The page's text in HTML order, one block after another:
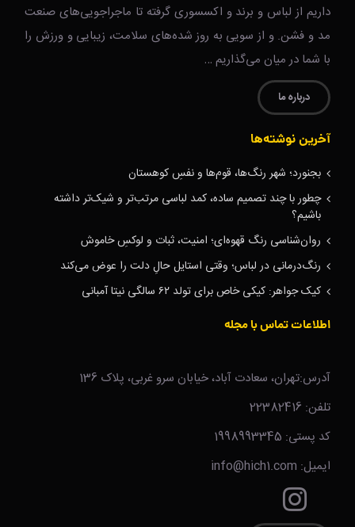
داریم از لباس و برند و اکسسوری گرفته تا ماجراجویی‌های صنعت
مد و فشن. و از سویی به روز شده‌های سلامت، زیبایی و ورزش را
با شما در میان می‌گذاریم …
درباره ما
آخرین نوشته‌ها
بجنورد؛ شهر رنگ‌ها، قوم‌ها و نفسِ کوهستان
چطور با چند تصمیم ساده، کمد لباسی مرتب‌تر و شیک‌تر داشته
باشیم؟
روان‌شناسی رنگ قهوه‌ای؛ امنیت، ثبات و لوکسِ خاموش
رنگ‌درمانی در لباس؛ وقتی استایل حالِ دلت را عوض می‌کند
کیک جواهر: کیکی خاص برای تولد ۶۲ سالگی نیتا آمبانی
اطلاعات تماس با مجله
آدرس:تهران، سعادت آباد، خیابان سرو غربی، پلاک 136
تلفن: 22382416
کد پستی: 1998993345
ایمیل: info@hich1.com